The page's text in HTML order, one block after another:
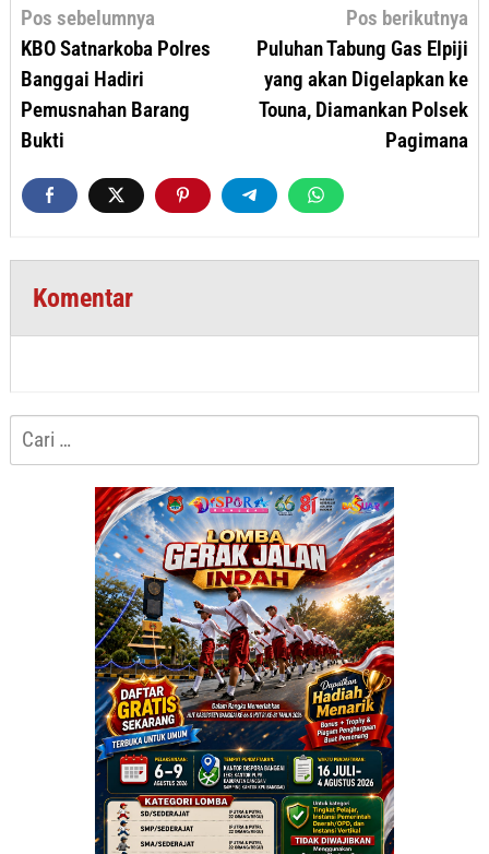
Navigasi
Pos sebelumnya
KBO Satnarkoba Polres
Banggai Hadiri
Pemusnahan Barang
Bukti
Pos berikutnya
Puluhan Tabung Gas Elpiji
yang akan Digelapkan ke
Touna, Diamankan Polsek
Pagimana
Komentar
Cari
untuk: